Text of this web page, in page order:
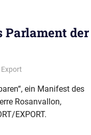
Parlament der
ein Manifest des
Rosanvallon,
EXPORT.